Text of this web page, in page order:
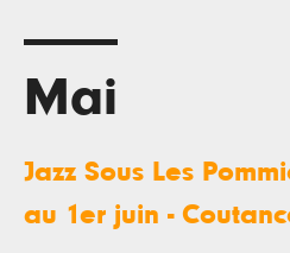
Mai
Jazz Sous Les
au 1er juin -